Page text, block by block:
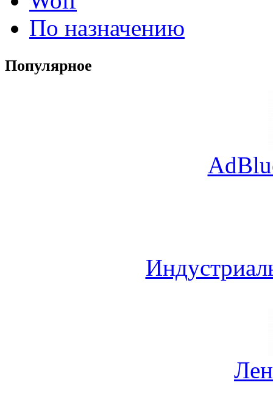
По назначению
Популярное